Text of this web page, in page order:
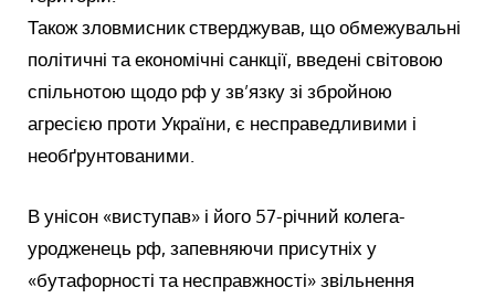
Також зловмисник стверджував, що обмежувальні
політичні та економічні санкції, введені світовою
спільнотою щодо рф у зв’язку зі збройною
агресією проти України, є несправедливими і
необґрунтованими.
В унісон «виступав» і його 57-річний колега-
уродженець рф, запевняючи присутніх у
«бутафорності та несправжності» звільнення